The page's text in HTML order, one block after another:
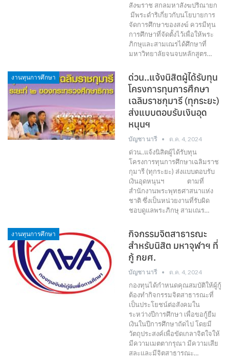
สังฆราช สกลมหาสังฆปริณายก
มีพระดำริเกี่ยวกับนโยบายการ
จัดการศึกษาของสงฆ์ ควรมีทุน
การศึกษาที่จัดตั้งไว้เพื่อให้พระ
ภิกษุและสามเณรได้ศึกษาที่
มหาวิทยาลัยจนจบหลักสูตร…
งานทุนการศึกษา
ด่วน..แจ้งนิสิตผู้ได้รับทุน
โครงการทุนการศึกษา
เฉลิมราชกุมารี (ทุกระยะ)
ส่งแบบตอบรับเงินอุด
หนุนฯ
บัญชา นารี ต.ค. 4, 2024
ด่วน..แจ้งนิสิตผู้ได้รับทุน
โครงการทุนการศึกษาเฉลิมราช
กุมารี (ทุกระยะ) ส่งแบบตอบรับ
เงินอุดหนุนฯ ตามที่
สำนักงานพระพุทธศาสนาแห่ง
ชาติ ซึ่งเป็นหน่วยงานที่รับผิด
ชอบดูแลพระภิกษุ สามเณร…
งานทุนการศึกษา
กิจกรรมจิตสาธารณะ
สำหรับนิสิต มหาจุฬาฯ ที่
กู้ กยศ.
บัญชา นารี ต.ค. 4, 2024
กองทุนได้กำหนดคุณสมบัติให้ผู้กู้
ต้องทำกิจกรรมจิตสาธารณะที่
เป็นประโยชน์ต่อสังคมใน
ระหว่างปีการศึกษา เพื่อขอกู้ยืม
เงินในปีการศึกษาถัดไป โดยมี
วัตถุประสงค์เพื่อขัดเกลาจิตใจให้
มีความเมตตากรุณา มีความเสีย
สละและมีจิตสาธารณะ…